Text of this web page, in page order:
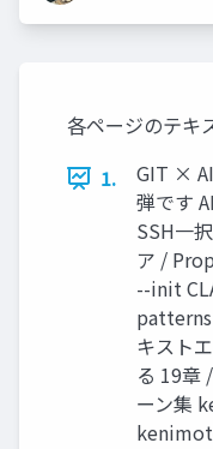
各ページのテキ
1.
GIT ×
弾です
SSH一
ア /
--init
キスト
る 19章
ーン集